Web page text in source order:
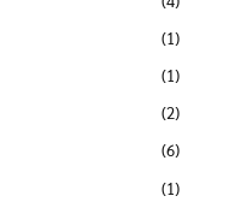
(1)
(1)
(2)
(6)
(1)